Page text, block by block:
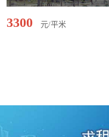
3300 元/平米